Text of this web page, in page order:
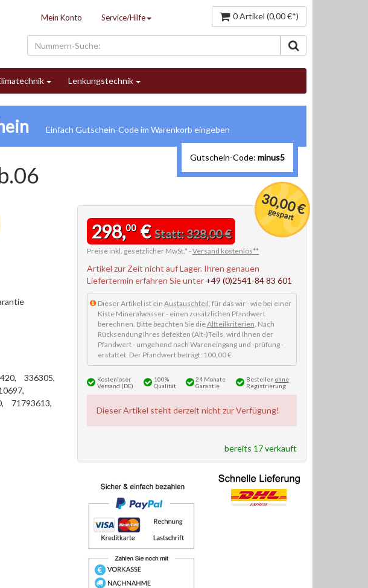
Mein Konto Service/Hilfe 0 Artikel (0,00 €*)
Lenkungstechnik
Gutschein-Code: minus5
336305,
71793613,
30,00 €
gespart
298,00€Statt: 328,00 €
Preise inkl. gesetzlicher MwSt.* -Versand kostenlos**
Artikel zur Zeit nicht auf Lager. Ihren genauen
Liefertermin erfahren Sie unter +49 (0)2541-84 83 601
Dieser Artikel ist ein Austauschteil, für das wir - wie bei einer
Kiste Mineralwasser - einen zusätzlichen Pfandwert
berechnen. Bitte beachten Sie dieAltteilkriterien. Nach
Rücksendung Ihres defekten (Alt-)Teils, wird Ihnen der
Pfandwert - umgehend nach Wareneingang und -prüfung -
erstattet. Der Pfandwert beträgt: 100,00 €
Kostenloser
Versand (DE)
100%
Qualität
24 Monate
Garantie
Bestellen ohne
Registrierung
Dieser Artikel steht derzeit nicht zur Verfügung!
bereits 17 verkauft